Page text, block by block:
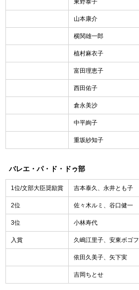
東野泰子
山本康介
横関雄一郎
植村麻衣子
富田理恵子
西田佑子
倉永美沙
中平絢子
重坂紗知子
バレエ・パ・ド・ドゥ部
1位/文部大臣奨励賞 吉本泰久、永井とも子
2位 佐々木ルミ、谷口健一
3位 小林寿代
入賞 久嶋江里子、安東ボゴフ
依田久美子、矢下実
吉岡ちとせ